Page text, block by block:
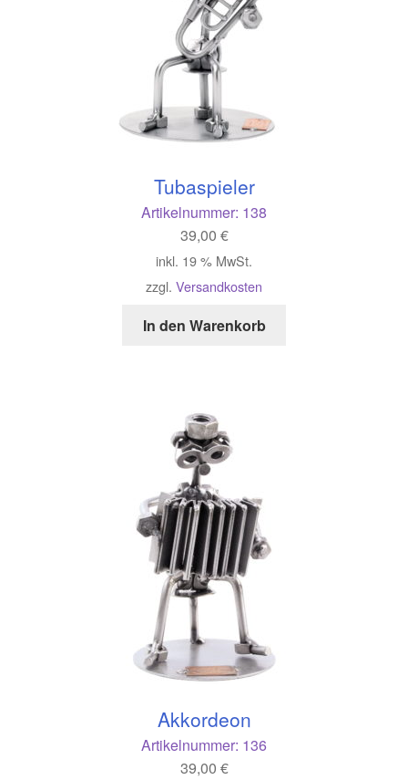
Tubaspieler
Artikelnummer: 138
39,00 €
inkl. 19 % MwSt.
zzgl. Versandkosten
In den Warenkorb
Akkordeon
Artikelnummer: 136
39,00 €